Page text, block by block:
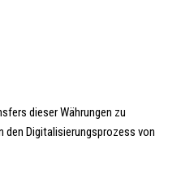
dieser Währungen zu
den Digitalisierungsprozess von